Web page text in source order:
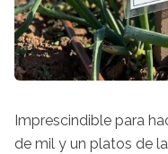
Imprescindible para
de mil y un platos de